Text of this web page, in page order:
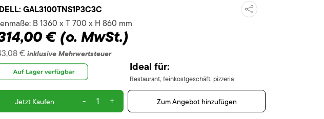
GAL3100TNS1P3C3C
B 1360 x T 700 x H 860 mm
€ (o. MwSt.)
€ inklusive Mehrwertsteuer
Ideal für:
Restaurant, feinkostgeschäft, pizzeria
Jetzt Kaufen - + Zum Angebot hinzufügen